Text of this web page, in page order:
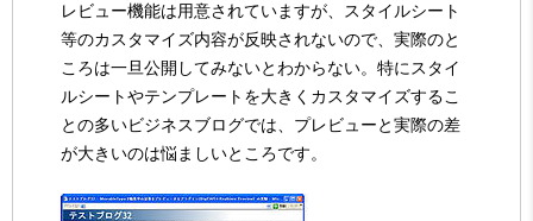
レビュー機能は用意されていますが、スタイルシート
等のカスタマイズ内容が反映されないので、実際のと
ころは一旦公開してみないとわからない。特にスタイ
ルシートやテンプレートを大きくカスタマイズするこ
との多いビジネスブログでは、プレビューと実際の差
が大きいのは悩ましいところです。